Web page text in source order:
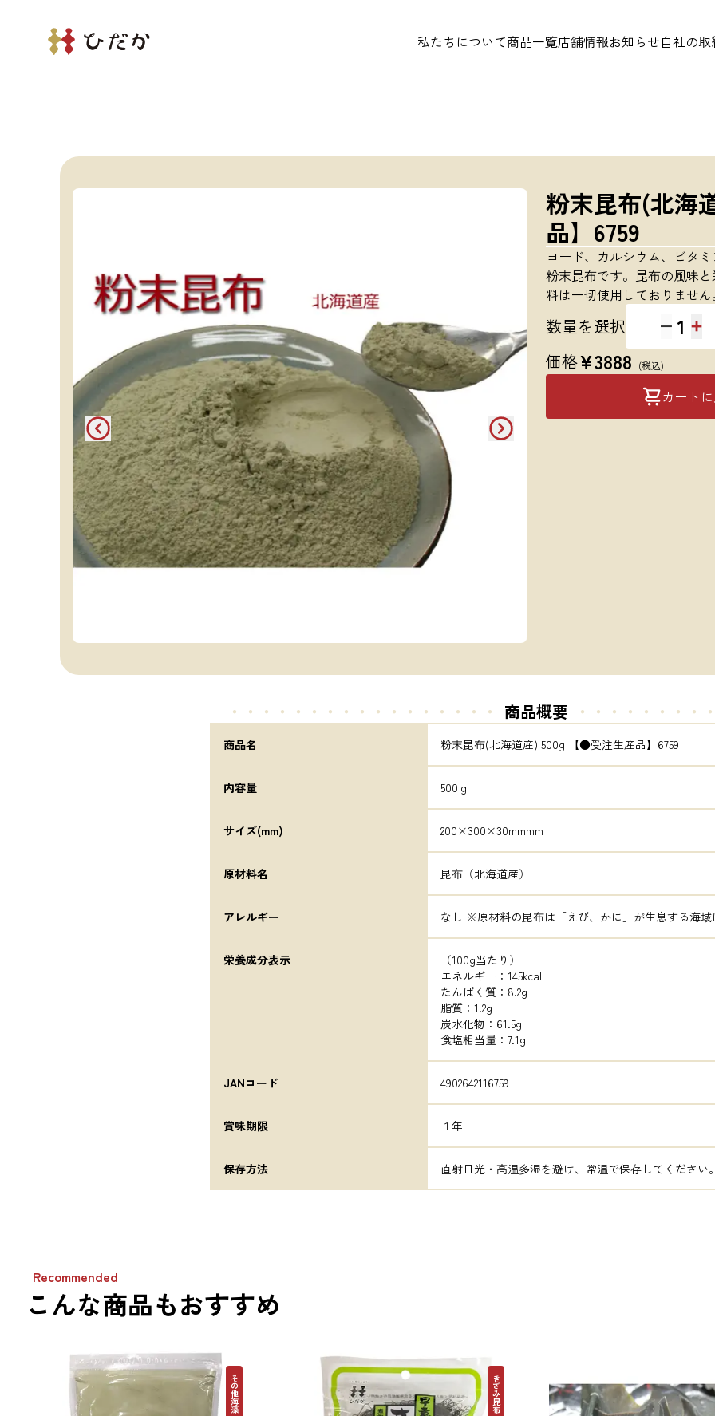
私たちについて商品一覧店舗情報お知らせ自社の取
粉末昆布(北海
品】6759
ヨード、カルシウム、ビタ
粉末昆布です。昆布の風味
料は一切使用しておりません
数量を選択 1
価格¥3888 (税込)
カート
・・・・・ ・・・・・・・・・・・・ 商品概要 ・・・・・ ・・・
商品名 粉末昆布(北海道産) 500g 【●受注生産品】6759
内容量 500ｇ
サイズ(mm) 200×300×30mmmm
原材料名 昆布（北海道産）
アレルギー なし ※原材料の昆布は「えび、かに」が生息する海域
栄養成分表示
（100g当たり）
エネルギー：145kcal
たんぱく質：8.2g
脂質：1.2g
炭水化物：61.5g
食塩相当量：7.1g
JANコード 4902642116759
賞味期限 １年
保存方法 直射日光・高温多湿を避け、常温で保存してください。
Recommended
こんな商品もおすすめ
その他海藻 きざみ昆布